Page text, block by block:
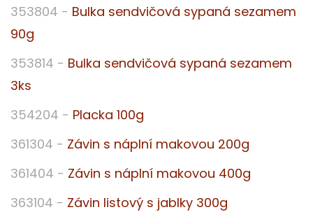
353804 - Bulka sendvičová sypaná sezamem
90g
353814 - Bulka sendvičová sypaná sezamem
3ks
354204 - Placka 100g
361304 - Závin s náplní makovou 200g
361404 - Závin s náplní makovou 400g
363104 - Závin listový s jablky 300g